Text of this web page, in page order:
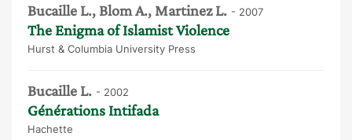
Bucaille L., Blom A., Martinez L. - 2007
The Enigma of Islamist Violence
Hurst & Columbia University Press
Bucaille L. - 2002
Générations Intifada
Hachette